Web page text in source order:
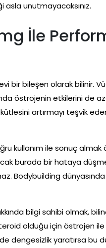
asla unutmayacaksınız.
İle
bir bileşen olarak bilinir.
östrojenin etkilerini de
artırmayı teşvik
kullanım ile sonuç
burada bir hataya
Bodybuilding
bilgi sahibi olmak,
olduğu için östrojen ile
dengesizlik yaratırsa bu